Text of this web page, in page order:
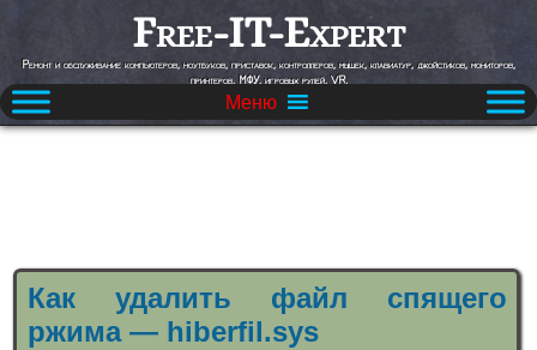
Free-IT-Expert
Ремонт и обслуживание компьютеров, ноутбуков, приставок, контроллеров, мышек, клавиатур, джойстиков, мониторов,
принтеров, МФУ, игровых рулей, VR.
Меню
Как удалить файл спящего
ржима — hiberfil.sys